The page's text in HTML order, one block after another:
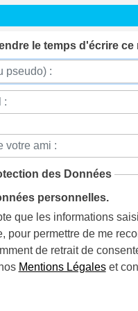
le temps d'écrire ce
des Données
personnelles.
que les informations
pour permettre de me
de retrait de
Mentions Légaleset